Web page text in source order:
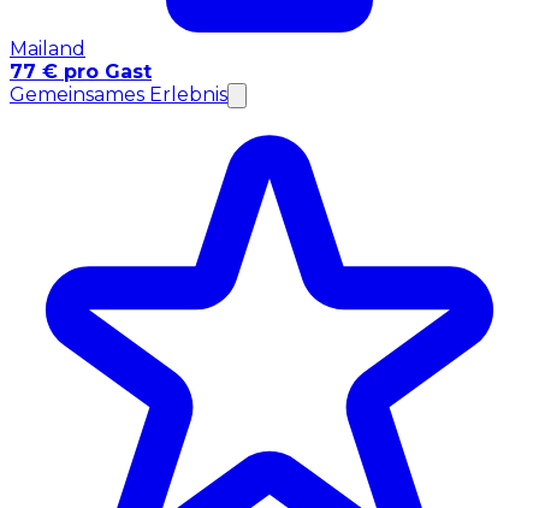
Mailand
77 € pro Gast
Gemeinsames Erlebnis